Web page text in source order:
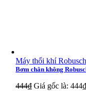
Máy thổi khí
Bơm chân không
444₫ Giá gốc là: